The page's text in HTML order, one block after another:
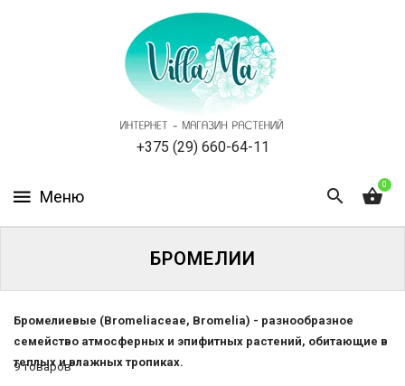
+375 (29) 660-64-11
0
НОВОСТИ,
АКЦИИ
УСЛУГИ
БРОМЕЛИИ
Бромелиевые (Bromeliaceae, Bromelia) - разнообразное
семейство атмосферных и эпифитных растений, обитающие в
теплых и влажных тропиках.
9 товаров